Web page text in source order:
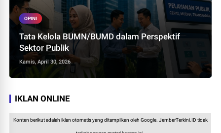
OPINI
Tata Kelola BUMN/BUMD dalam Perspektif
Sektor Publik
Kamis, April 30, 2026
IKLAN ONLINE
Konten berikut adalah iklan otomatis yang ditampilkan oleh Google. JemberTerkini.ID tidak